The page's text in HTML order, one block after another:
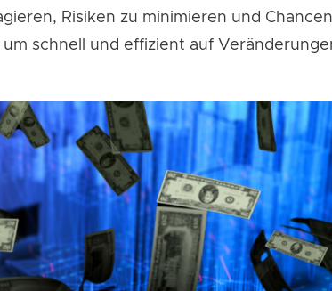
Risiken zu minimieren und
schnell und effizient auf